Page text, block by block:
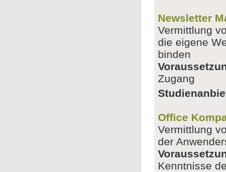
Newsletter
Vermittlung
die eigene
binden
Zugang
Office
Vermittlung
der
Kenntnisse